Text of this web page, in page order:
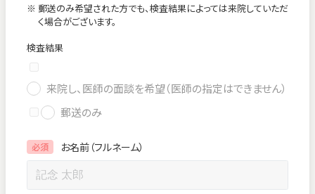
※ 郵送のみ希望された方でも、検査結果によっては来院していただ
く場合がございます。
検査結果
来院し、医師の面談を希望（医師の指定はできません）
郵送のみ
必須 お名前（フルネーム）